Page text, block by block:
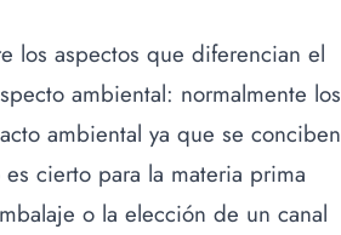
los aspectos que diferencian el
ambiental: normalmente los
ambiental ya que se conciben
cierto para la materia prima
o la elección de un canal